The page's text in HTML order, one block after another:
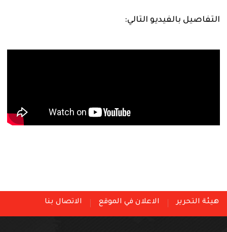
التفاصيل بالفيديو التالي:
هيئة التحرير الاعلان في الموقع الاتصال بنا